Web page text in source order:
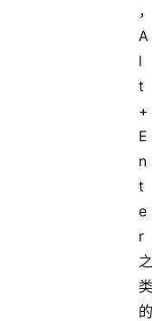
，
A
l
t
+
E
n
t
e
r
之
类
的